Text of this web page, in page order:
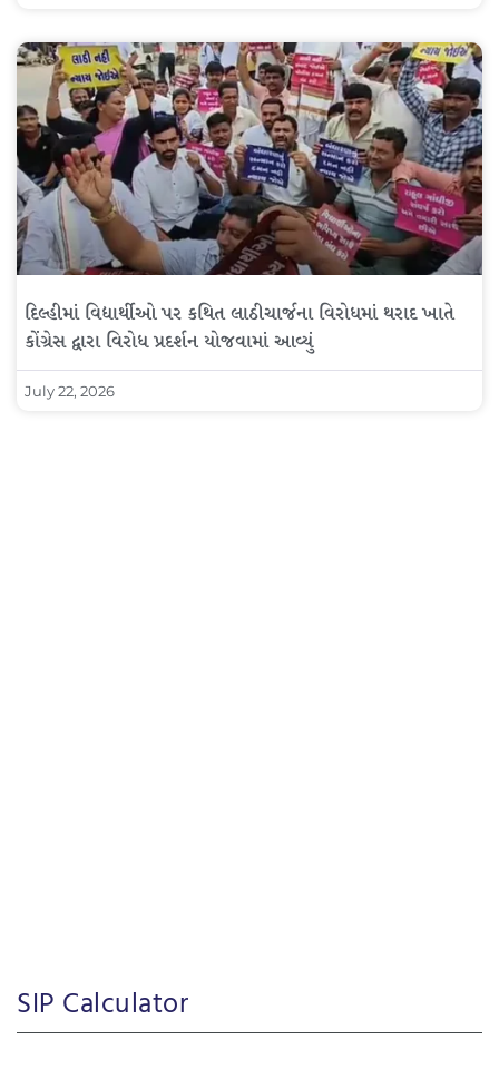
દિલ્હીમાં વિદ્યાર્થીઓ પર કથિત લાઠીચાર્જના વિરોધમાં થરાદ ખાતે
કોંગ્રેસ દ્વારા વિરોધ પ્રદર્શન યોજવામાં આવ્યું
July 22, 2026
SIP Calculator